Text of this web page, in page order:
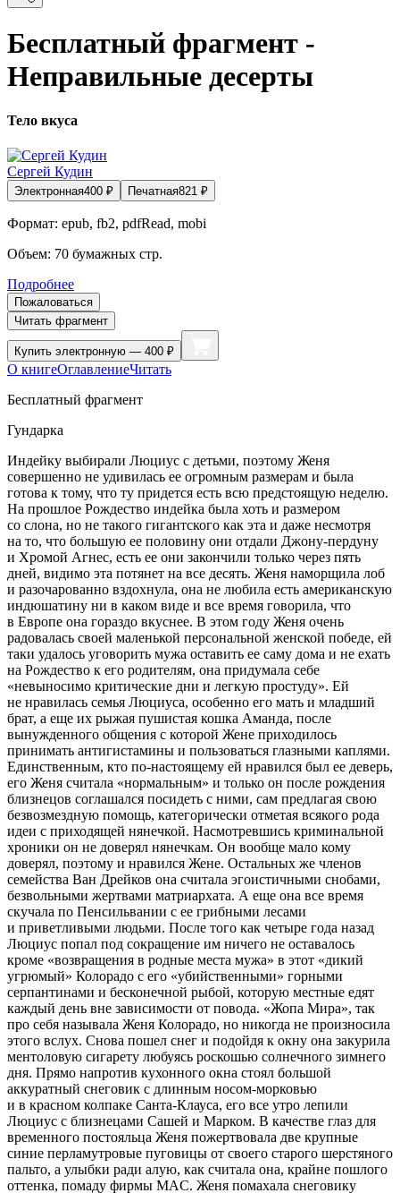
Бесплатный фрагмент -
Неправильные десерты
Тело вкуса
Сергей Кудин
Электронная400 ₽ Печатная821 ₽
Формат: epub, fb2, pdfRead, mobi
Объем: 70 бумажных стр.
Подробнее
Пожаловаться
Читать фрагмент
Купить электронную — 400 ₽
О книгеОглавлениеЧитать
Бесплатный фрагмент
Гундарка
Индейку выбирали Люциус с детьми, поэтому Женя
совершенно не удивилась ее огромным размерам и была
готова к тому, что ту придется есть всю предстоящую неделю.
На прошлое Рождество индейка была хоть и размером
со слона, но не такого гигантского как эта и даже несмотря
на то, что большую ее половину они отдали Джону-пердуну
и Хромой Агнес, есть ее они закончили только через пять
дней, видимо эта потянет на все десять. Женя наморщила лоб
и разочарованно вздохнула, она не любила есть американскую
индюшатину ни в каком виде и все время говорила, что
в Европе она гораздо вкуснее. В этом году Женя очень
радовалась своей маленькой персональной женской победе, ей
таки удалось уговорить мужа оставить ее саму дома и не ехать
на Рождество к его родителям, она придумала себе
«невыносимо критические дни и легкую простуду». Ей
не нравилась семья Люциуса, особенно его мать и младший
брат, а еще их рыжая пушистая кошка Аманда, после
вынужденного общения с которой Жене приходилось
принимать антигистамины и пользоваться глазными каплями.
Единственным, кто по-настоящему ей нравился был ее деверь,
его Женя считала «нормальным» и только он после рождения
близнецов соглашался посидеть с ними, сам предлагая свою
безвозмездную помощь, категорически отметая всякого рода
идеи с приходящей нянечкой. Насмотревшись криминальной
хроники он не доверял нянечкам. Он вообще мало кому
доверял, поэтому и нравился Жене. Остальных же членов
семейства Ван Дрейков она считала эгоистичными снобами,
безвольными жертвами матриархата. А еще она все время
скучала по Пенсильвании с ее грибными лесами
и приветливыми людьми. После того как четыре года назад
Люциус попал под сокращение им ничего не оставалось
кроме «возвращения в родные места мужа» в этот «дикий
угрюмый» Колорадо с его «убийственными» горными
серпантинами и бесконечной рыбой, которую местные едят
каждый день вне зависимости от повода. «Жопа Мира», так
про себя называла Женя Колорадо, но никогда не произносила
этого вслух. Снова пошел снег и подойдя к окну она закурила
ментоловую сигарету любуясь роскошью солнечного зимнего
дня. Прямо напротив кухонного окна стоял большой
аккуратный снеговик с длинным носом-морковью
и в красном колпаке Санта-Клауса, его все утро лепили
Люциус с близнецами Сашей и Марком. В качестве глаз для
временного постояльца Женя пожертвовала две крупные
синие перламутровые пуговицы от своего старого шерстяного
пальто, а улыбки ради алую, как считала она, крайне пошлого
оттенка, помаду фирмы MAC. Женя помахала снеговику